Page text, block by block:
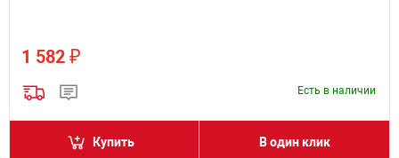
1 582 ₽
Есть в наличии
Купить В один клик